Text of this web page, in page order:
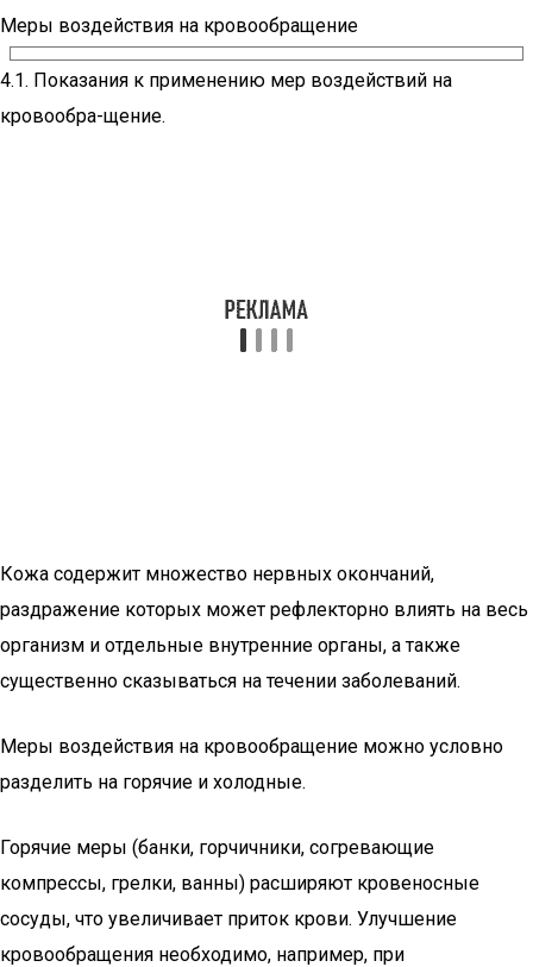
Меры воздействия на кровообращение
4.1. Показания к применению мер воздействий на
кровообра-щение.
Кожа содержит множество нервных окончаний,
раздражение которых может рефлекторно влиять на весь
организм и отдельные внутренние органы, а также
существенно сказываться на течении заболеваний.
Меры воздействия на кровообращение можно условно
разделить на горячие и холодные.
Горячие меры (банки, горчичники, согревающие
компрессы, грелки, ванны) расширяют кровеносные
сосуды, что увеличивает приток крови. Улучшение
кровообращения необходимо, например, при